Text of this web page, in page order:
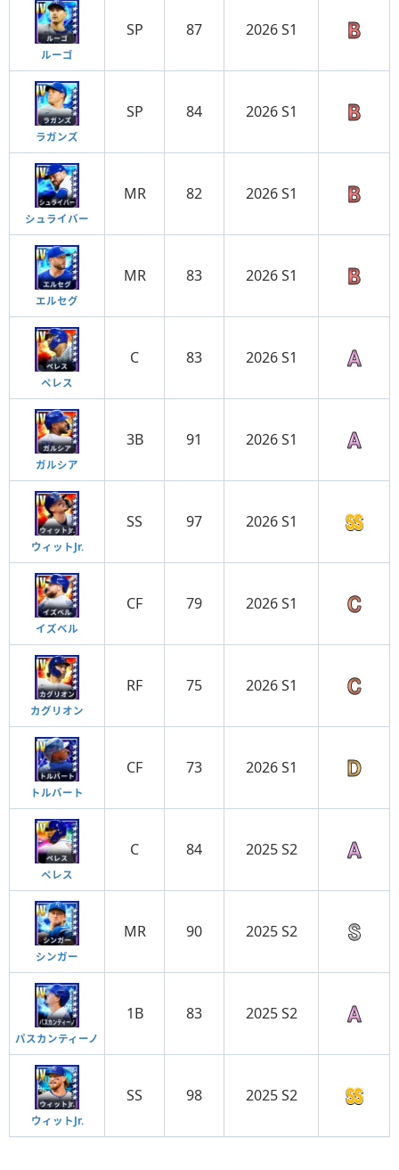
ルーゴ
SP 87 2026 S1
ラガンズ
SP 84 2026 S1
シュライバー
MR 82 2026 S1
エルセグ
MR 83 2026 S1
ペレス
C 83 2026 S1
ガルシア
3B 91 2026 S1
ウィットJr.
SS 97 2026 S1
イズベル
CF 79 2026 S1
カグリオン
RF 75 2026 S1
トルバート
CF 73 2026 S1
ペレス
C 84 2025 S2
シンガー
MR 90 2025 S2
パスカンティーノ
1B 83 2025 S2
ウィットJr.
SS 98 2025 S2